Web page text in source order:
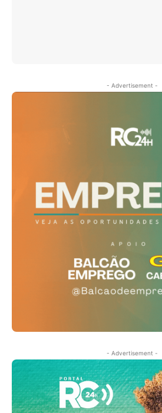
- Advertisement -
- Advertisement -